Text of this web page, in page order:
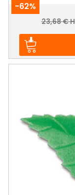
-62%
Prix
Prix
23,68 €